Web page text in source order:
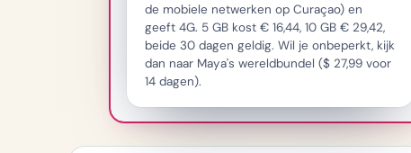
de mobiele netwerken op Curaçao) en
geeft 4G. 5 GB kost € 16,44, 10 GB € 29,42,
beide 30 dagen geldig. Wil je onbeperkt, kijk
dan naar Maya's wereldbundel ($ 27,99 voor
14 dagen).